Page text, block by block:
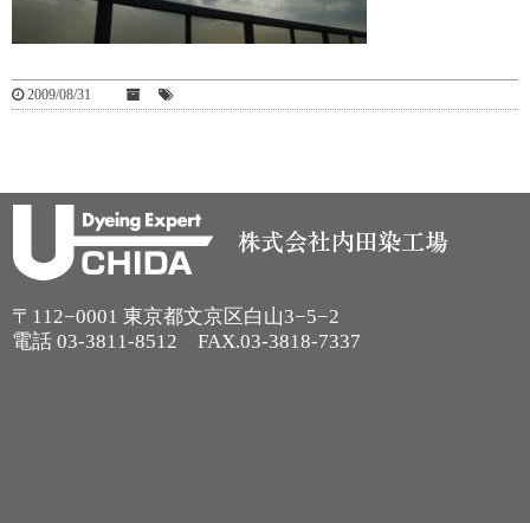
2009/08/31
〒112−0001 東京都文京区白山3−5−2
電話 03-3811-8512 FAX.03-3818-7337